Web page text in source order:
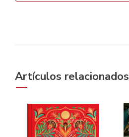
Artículos relacionados